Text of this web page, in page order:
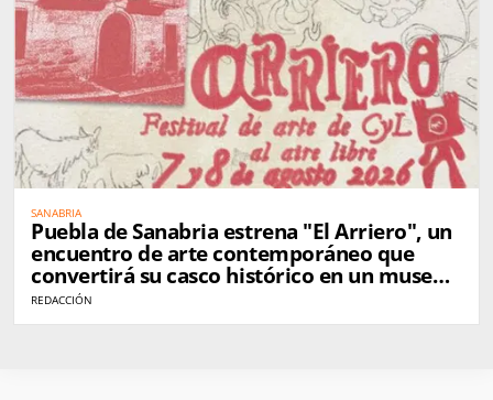
SANABRIA
Puebla de Sanabria estrena "El Arriero", un
encuentro de arte contemporáneo que
convertirá su casco histórico en un museo
al aire libre
REDACCIÓN